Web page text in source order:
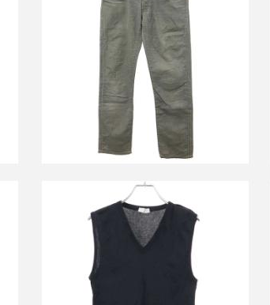
ディオールオム スリムデニムパンツ
買取金額7,000円
詳しく見る
ディオールオム 2003SS BEE Vネック
ノースリーブTシャツ 3EH7070294